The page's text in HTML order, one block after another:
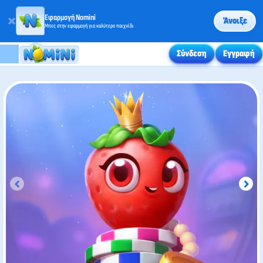
Εφαρμογή Nomini
Μπες στην εφαρμογή για καλύτερο παιχνίδι Άνοιξε
Σύνδεση Εγγραφή